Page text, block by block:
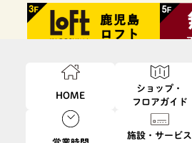
HOME
ショップ・
フロアガイド
施設・サービス